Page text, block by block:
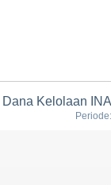
Dana Kelolaan